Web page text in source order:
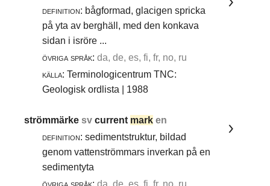
definition: bågformad, glacigen spricka
på yta av berghäll, med den konkava
sidan i isröre ...
övriga språk: da, de, es, fi, fr, no, ru
källa: Terminologicentrum TNC:
Geologisk ordlista | 1988
strömmärkesvcurrent mark en
definition: sedimentstruktur, bildad
genom vattenströmmars inverkan på en
sedimentyta